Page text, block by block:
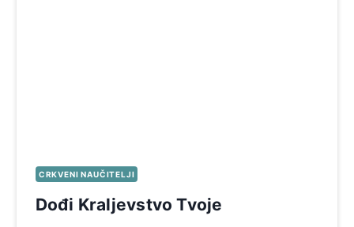
CRKVENI NAUČITELJI
Dođi Kraljevstvo Tvoje